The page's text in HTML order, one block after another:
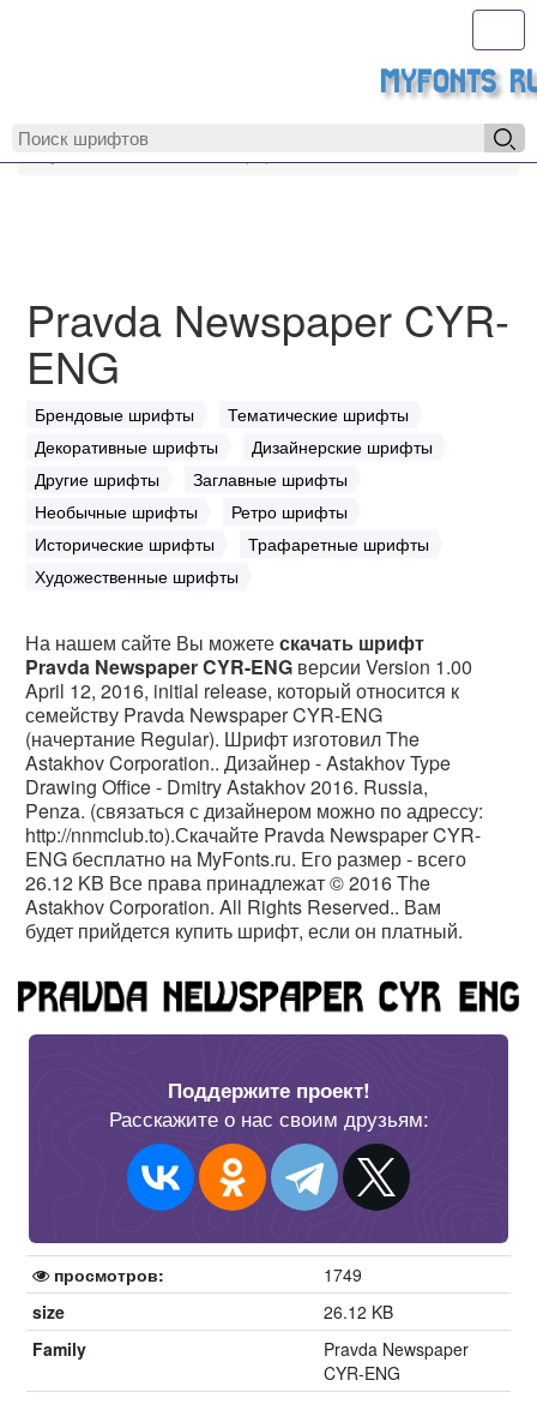
MyFonts.ru
Pravda Newspaper CYR-
ENG
Брендовые шрифты
Тематические шрифты
Декоративные шрифты
Дизайнерские шрифты
Другие шрифты
Заглавные шрифты
Необычные шрифты
Ретро шрифты
Исторические шрифты
Трафаретные шрифты
Художественные шрифты
На нашем сайте Вы можетескачать шрифт
Pravda Newspaper CYR-ENG версии Version 1.00
April 12, 2016, initial release, который относится к
семейству Pravda Newspaper CYR-ENG
(начертание Regular). Шрифт изготовил The
Astakhov Corporation.. Дизайнер - Astakhov Type
Drawing Office - Dmitry Astakhov 2016. Russia,
Penza. (связаться с дизайнером можно по адрессу:
http://nnmclub.to).Скачайте Pravda Newspaper CYR-
ENG бесплатно на MyFonts.ru. Его размер - всего
26.12 KB Все права принадлежат © 2016 The
Astakhov Corporation. All Rights Reserved.. Вам
будет прийдется купить шрифт, если он платный.
Поддержите проект!
Расскажите о нас своим друзьям:
просмотров:
1749
size
26.12 KB
Family
Pravda Newspaper
CYR-ENG